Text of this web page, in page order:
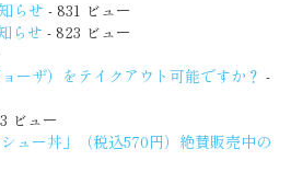
らせ - 831 ビュー
らせ - 823 ビュー
ーザ）をテイクアウト可能ですか？ -
ビュー
ュー丼」（税込570円）絶賛販売中の